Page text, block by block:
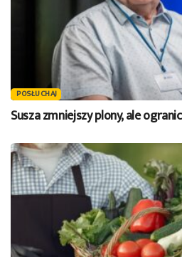
POSŁUCHAJ
Susza zmniejszy plony, ale